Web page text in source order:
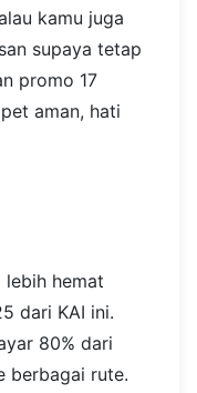
kamu juga
supaya tetap
promo 17
aman, hati
hemat
dari KAI ini.
80% dari
berbagai rute.